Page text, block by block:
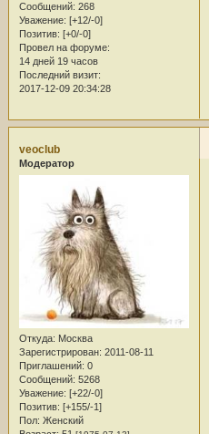
Сообщений: 268
Уважение: [+12/-0]
Позитив: [+0/-0]
Провел на форуме:
14 дней 19 часов
Последний визит:
2017-12-09 20:34:28
veoclub
Модератор
Откуда: Москва
Зарегистрирован: 2011-08-11
Приглашений: 0
Сообщений: 5268
Уважение: [+22/-0]
Позитив: [+155/-1]
Пол: Женский